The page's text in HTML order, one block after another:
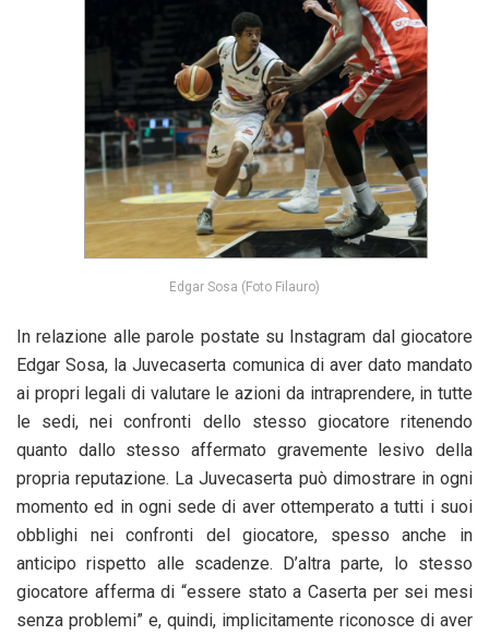
Edgar Sosa (Foto Filauro)
In relazione alle parole postate su Instagram dal giocatore
Edgar Sosa, la Juvecaserta comunica di aver dato mandato
ai propri legali di valutare le azioni da intraprendere, in tutte
le sedi, nei confronti dello stesso giocatore ritenendo
quanto dallo stesso affermato gravemente lesivo della
propria reputazione. La Juvecaserta può dimostrare in ogni
momento ed in ogni sede di aver ottemperato a tutti i suoi
obblighi nei confronti del giocatore, spesso anche in
anticipo rispetto alle scadenze. D’altra parte, lo stesso
giocatore afferma di “essere stato a Caserta per sei mesi
senza problemi” e, quindi, implicitamente riconosce di aver